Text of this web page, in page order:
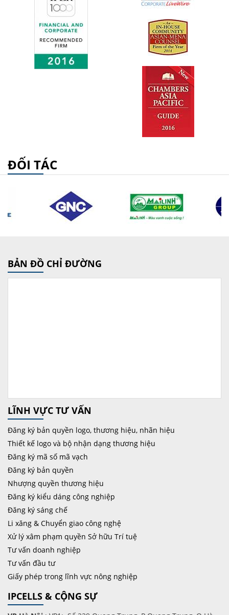
ĐỐI TÁC
BẢN ĐỒ CHỈ ĐƯỜNG
LĨNH VỰC TƯ VẤN
Đăng ký bản quyền logo, thương hiệu, nhãn hiệu
Thiết kế logo và bộ nhận dạng thương hiệu
Đăng ký mã số mã vạch
Đăng ký bản quyền
Nhượng quyền thương hiệu
Đăng ký kiểu dáng công nghiệp
Đăng ký sáng chế
Li xăng & Chuyển giao công nghệ
Xử lý xâm phạm quyền Sở hữu Trí tuệ
Tư vấn doanh nghiệp
Tư vấn đầu tư
Giấy phép trong lĩnh vực nông nghiệp
IPCELLS & CỘNG SỰ